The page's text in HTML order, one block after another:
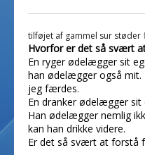
tilføjet af gammel sur støder
Hvorfor er det så svært
En ryger ødelægger sit
han ødelægger også mit.
jeg færdes.
En dranker ødelægger
Han ødelægger nemlig
kan han drikke videre.
Er det så svært at forstå